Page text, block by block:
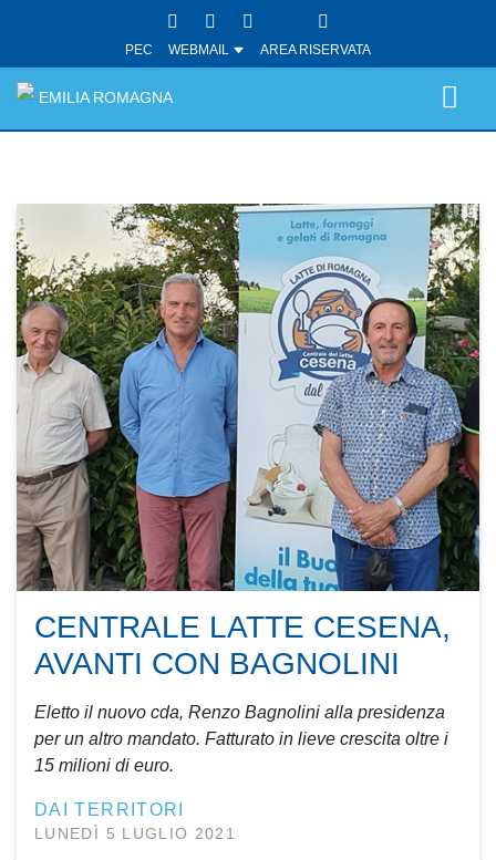
PEC WEBMAIL AREA RISERVATA
EMILIA ROMAGNA
CENTRALE LATTE CESENA,
AVANTI CON BAGNOLINI
Eletto il nuovo cda, Renzo Bagnolini alla presidenza
per un altro mandato. Fatturato in lieve crescita oltre i
15 milioni di euro.
DAI TERRITORI
LUNEDÌ 5 LUGLIO 2021